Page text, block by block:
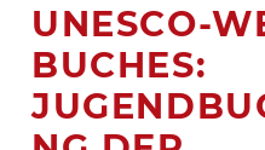
UNESCO-
BUCHES: